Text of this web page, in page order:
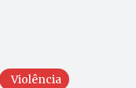
Violência